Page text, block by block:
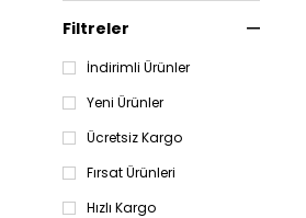
Filtreler
İndirimli Ürünler
Yeni Ürünler
Ücretsiz Kargo
Fırsat Ürünleri
Hızlı Kargo